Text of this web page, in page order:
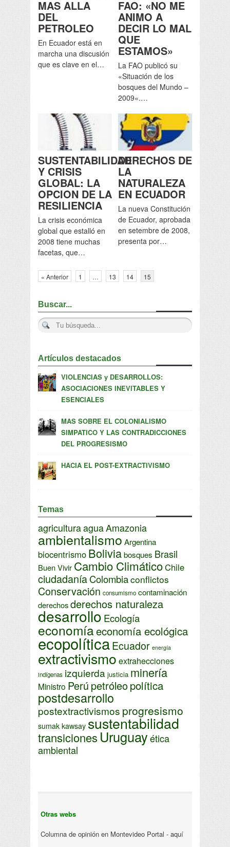
MAS ALLA
DEL
PETROLEO
En Ecuador está en
marcha una discusión
que es clave en el…
FAO: «NO ME
ANIMO A
DECIR LO MAL
QUE
ESTAMOS»
La FAO publicó su
«Situación de los
bosques del Mundo –
2009«.…
SUSTENTABILIDAD
Y CRISIS
GLOBAL: LA
OPCION DE LA
RESILIENCIA
La crisis económica
global que estalló en
2008 tiene muchas
facetas, que…
DERECHOS DE
LA
NATURALEZA
EN ECUADOR
La nueva Constitución
de Ecuador, aprobada
en setembre de 2008,
presenta por…
« Anterior 1 … 13 14 15
Buscar...
Artículos destacados
VIOLENCIAS y DESARROLLOS:
ASOCIACIONES INEVITABLES Y
ESENCIALES
MAS SOBRE EL COLONIALISMO
SIMPATICO Y LAS CONTRADICCIONES
DEL PROGRESISMO
HACIA EL POST-EXTRACTIVISMO
Temas
agriculturaaguaAmazonia
ambientalismo Argentina
biocentrismo Boliviabosques Brasil
Buen Vivir Cambio ClimáticoChile
ciudadaníaColombiaconflictos
Conservación consumismo contaminación
derechosderechos naturaleza
desarrollo Ecología
economíaeconomía ecológica
ecopolíticaEcuador energía
extractivismo extrahecciones
indígenas izquierda justicia minería
Ministro Perú petróleopolítica
postdesarrollo
postextractivismos progresismo
sumak kawsay sustentabilidad
transiciones Uruguayética
ambiental
Otras webs
Columna de opinión en Montevideo Portal - aquí